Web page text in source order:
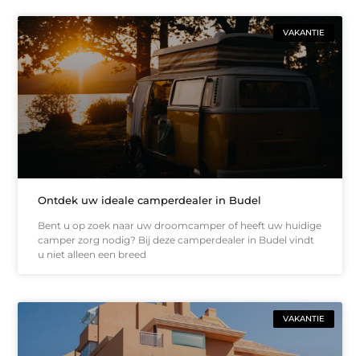
VAKANTIE
Ontdek uw ideale camperdealer in Budel
Bent u op zoek naar uw droomcamper of heeft uw huidige
camper zorg nodig? Bij deze camperdealer in Budel vindt
u niet alleen een breed
VAKANTIE